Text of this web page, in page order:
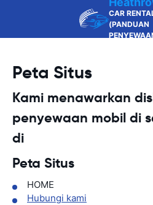
CAR
(PANDUAN
Peta Situs
Kami menawarkan
penyewaan mobil di
di
Peta Situs
HOME
Hubungi kami